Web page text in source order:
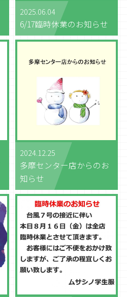
2025.06.04
6/17臨時休業のお知らせ
2024.12.25
多摩センター店からのお
知らせ